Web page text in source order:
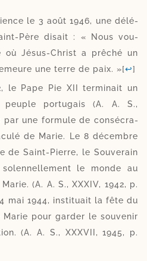
le 3 août 1946, une délé­
​Père disait : « Nous vou­
Jésus-​Christ a prê­ché un
une terre de paix. »[↩]
le Pape Pie XII ter­mi­nait un
peuple por­tu­gais (A. A. S.,
par une for­mule de consé­cra­
de Marie. Le 8 décembre
de Saint-​Pierre, le Souverain
le monde au
(A. A. S., XXXIV, 1942, p.
mai 1944, ins­ti­tuait la fête du
pour gar­der le sou­ve­nir
(A. A. S., XXXVII, 1945, p.